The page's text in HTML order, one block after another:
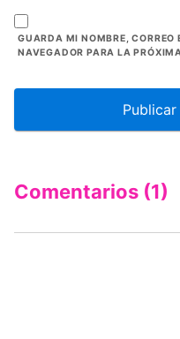
GUARDA MI NOMBRE, CORREO
NAVEGADOR PARA LA
Comentarios (1)